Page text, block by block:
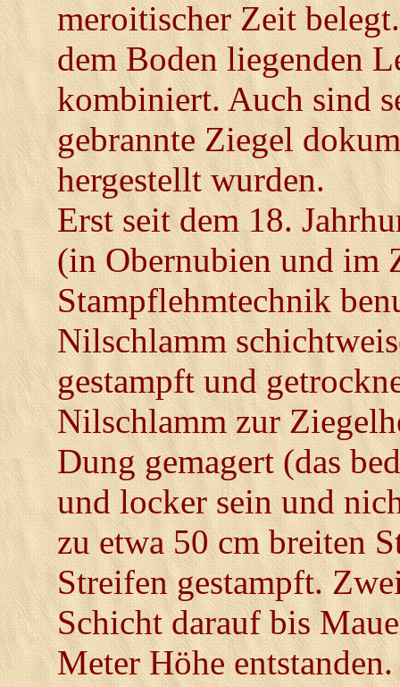
meroitischer Zeit
dem Boden liegenden
kombiniert. Auch sind
gebrannte Ziegel
hergestellt wurden.
Erst seit dem 18.
(in Obernubien und im
Stampflehmtechnik
Nilschlamm
gestampft und
Nilschlamm zur
Dung gemagert (das
und locker sein und
zu etwa 50 cm breiten
Streifen gestampft.
Schicht darauf bis
Meter Höhe entstanden.